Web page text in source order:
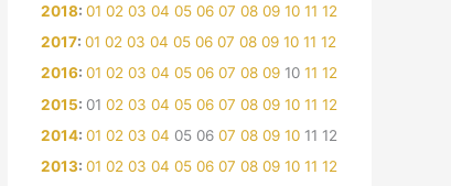
2018: 01 02 03 04 05 06 07 08 09 10 11 12
2017: 01 02 03 04 05 06 07 08 09 10 11 12
2016: 01 02 03 04 05 06 07 08 09 10 11 12
2015: 01 02 03 04 05 06 07 08 09 10 11 12
2014: 01 02 03 04 05 06 07 08 09 10 11 12
2013: 01 02 03 04 05 06 07 08 09 10 11 12